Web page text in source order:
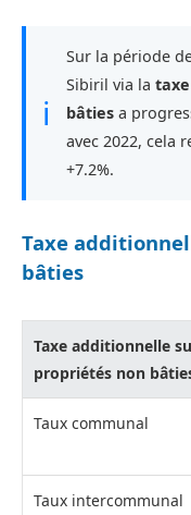
ℹ
Sur la période
Sibiril via la
bâties a
avec 2022, cela
+7.2%.
Taxe
bâties
Taxe additionnelle
propriétés non
Taux communal
Taux intercommunal